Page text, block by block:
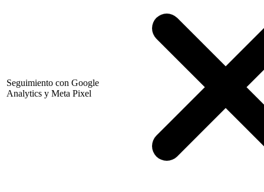
Seguimiento con Google
Analytics y Meta Pixel